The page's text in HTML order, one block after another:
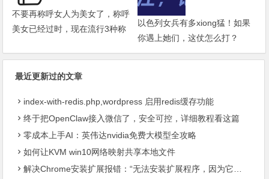
不要再称呼女人为美女了，称呼
美女已经过时，现在流行3种称
以色列女兵有多xiong猛！如果
你遇上她们，这仗怎么打？
最近更新过的文章
index-with-redis.php,wordpress 启用redis缓存功能
终于把OpenClaw接入微信了，安全可控，详细教程看这篇
零成本上手AI：英伟达nvidia免费大模型全攻略
如何让KVM win10网络映射共享本地文件
解决Chrome安装扩展报错：“无法安装扩展程序，因为它使用了不受支持的清单版本“